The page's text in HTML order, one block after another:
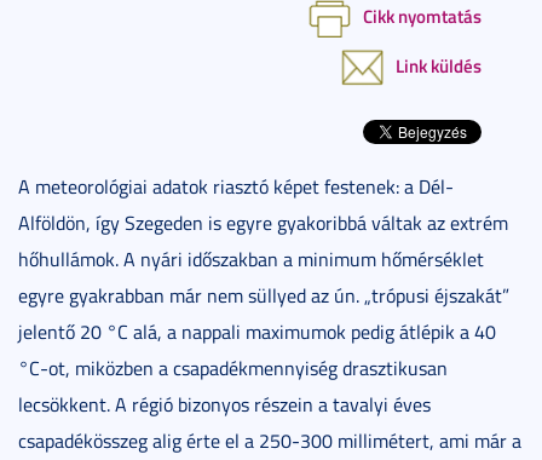
Cikk nyomtatás
Link küldés
A meteorológiai adatok riasztó képet festenek: a Dél-
Alföldön, így Szegeden is egyre gyakoribbá váltak az extrém
hőhullámok. A nyári időszakban a minimum hőmérséklet
egyre gyakrabban már nem süllyed az ún. „trópusi éjszakát”
jelentő 20 °C alá, a nappali maximumok pedig átlépik a 40
°C-ot, miközben a csapadékmennyiség drasztikusan
lecsökkent. A régió bizonyos részein a tavalyi éves
csapadékösszeg alig érte el a 250-300 millimétert, ami már a